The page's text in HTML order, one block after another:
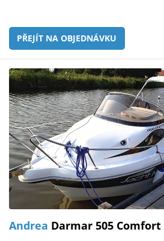
PŘEJÍT NA OBJEDNÁVKU
Andrea Darmar 505 Comfort